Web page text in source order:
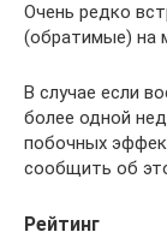
Очень редко
(обратимые) на
В случае если
более одной
побочных
сообщить об
Рейтинг